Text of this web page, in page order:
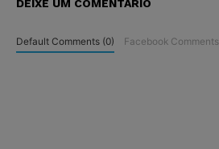
DEIXE UM COMENTÁRIO
Default Comments (0) Facebook Comments